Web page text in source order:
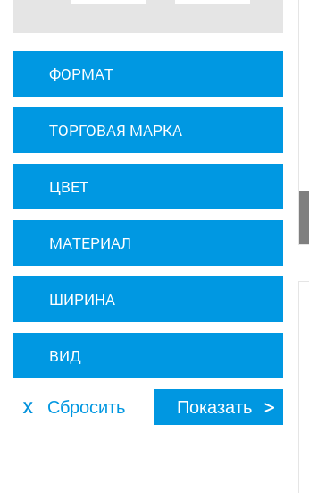
ФОРМАТ
ТОРГОВАЯ МАРКА
ЦВЕТ
МАТЕРИАЛ
ШИРИНА
ВИД